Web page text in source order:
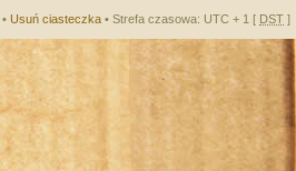
• Usuń ciasteczka • Strefa czasowa: UTC + 1 [ DST ]